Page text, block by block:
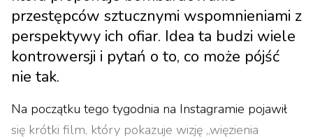
przestępców sztucznymi wspomnieniami z
perspektywy ich ofiar. Idea ta budzi wiele
kontrowersji i pytań o to, co może pójść
nie tak.
Na początku tego tygodnia na Instagramie pojawił
się krótki film, który pokazuje wizję „więzienia